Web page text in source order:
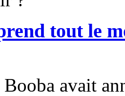
tout le
Booba avait